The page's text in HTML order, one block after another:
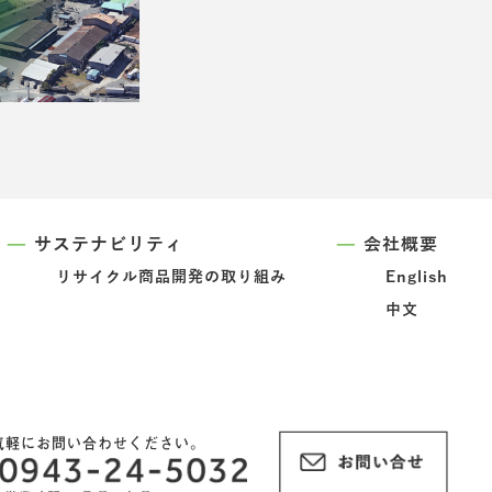
サステナビリティ
リサイクル商品開発の取り組み
会社概要
English
中文
軽にお問い合わせください。